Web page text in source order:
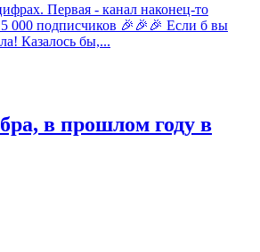
Первая - канал наконец-то
000 подписчиков 🎉🎉🎉 Если б вы
Казалось бы,...
в прошлом году в